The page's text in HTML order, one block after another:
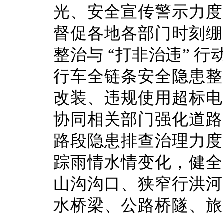
光、安全宣传警示力
督促各地各部门时刻
整治与 “打非治违” 行
行车全链条安全隐患
改装、违规使用超标
协同相关部门强化道
路段隐患排查治理力
踪雨情水情变化，健
山沟沟口、狭窄行洪
水桥梁、公路桥隧、